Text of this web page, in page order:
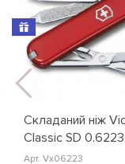
Складаний ніж
Classic SD 0.6223
Арт. Vx06223